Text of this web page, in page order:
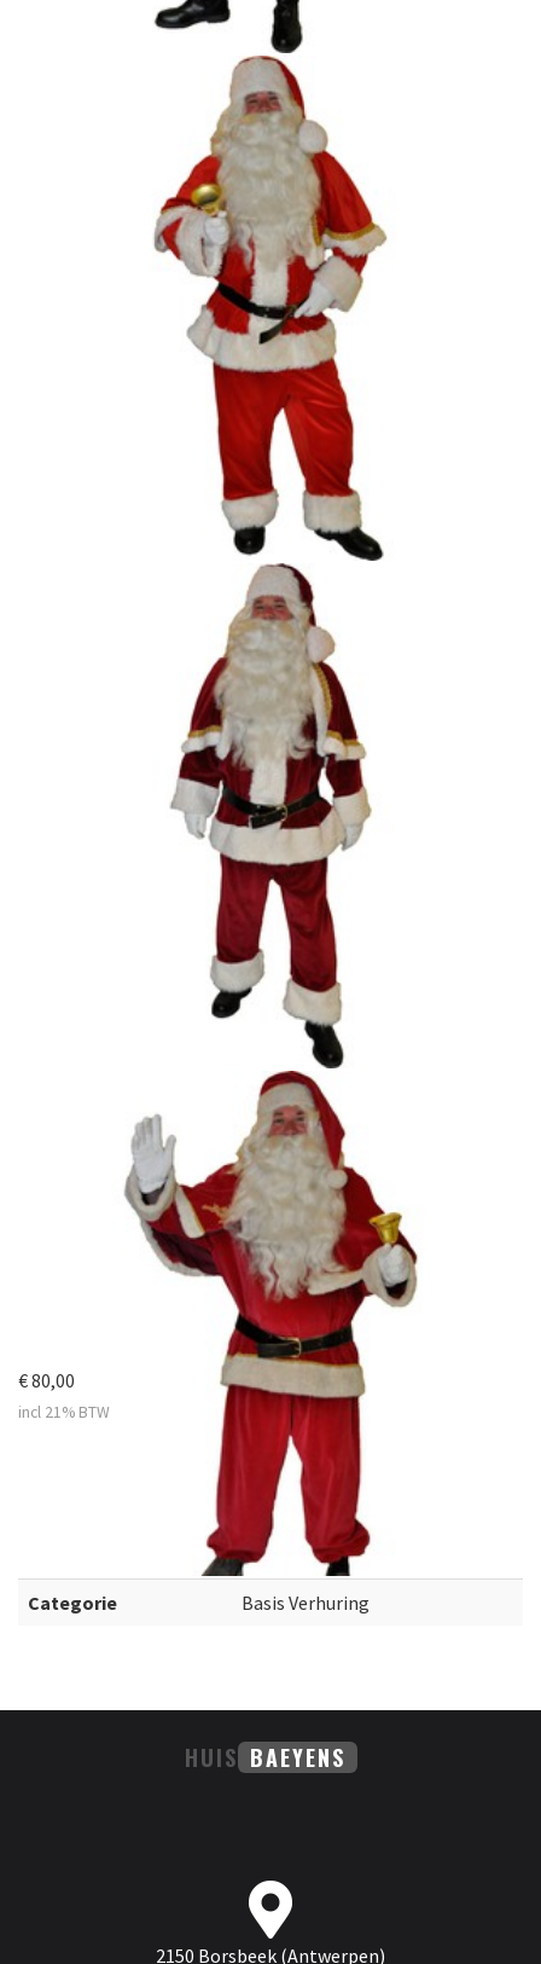
Categorie Basis Verhuring
€ 80,00
incl 21% BTW
HUIS BAEYENS
2150 Borsbeek (Antwerpen)